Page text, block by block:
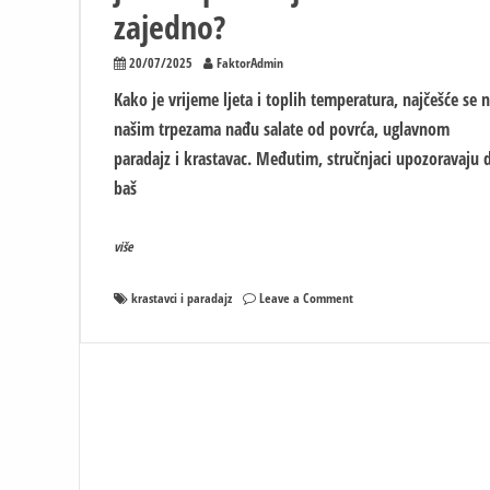
zajedno?
20/07/2025 FaktorAdmin
Kako je vrijeme ljeta i toplih temperatura, najčešće se
našim trpezama nađu salate od povrća, uglavnom
paradajz i krastavac. Međutim, stručnjaci upozoravaju
baš
više
krastavci i paradajz Leave a Commenton
nikada